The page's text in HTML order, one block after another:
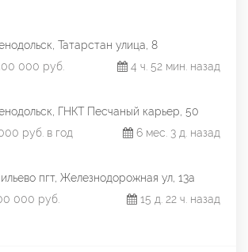
Татарстан улица, 8
000 руб.
4 ч. 52 мин. назад
ГНКТ Песчаный карьер, 50
руб. в год
6 мес. 3 д. назад
пгт, Железнодорожная ул, 13а
000 руб.
15 д. 22 ч. назад